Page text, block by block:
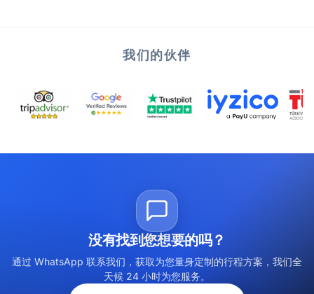
我们的伙伴
没有找到您想要的吗？
通过 WhatsApp 联系我们，获取为您量身定制的行程方案，我们全
天候 24 小时为您服务。